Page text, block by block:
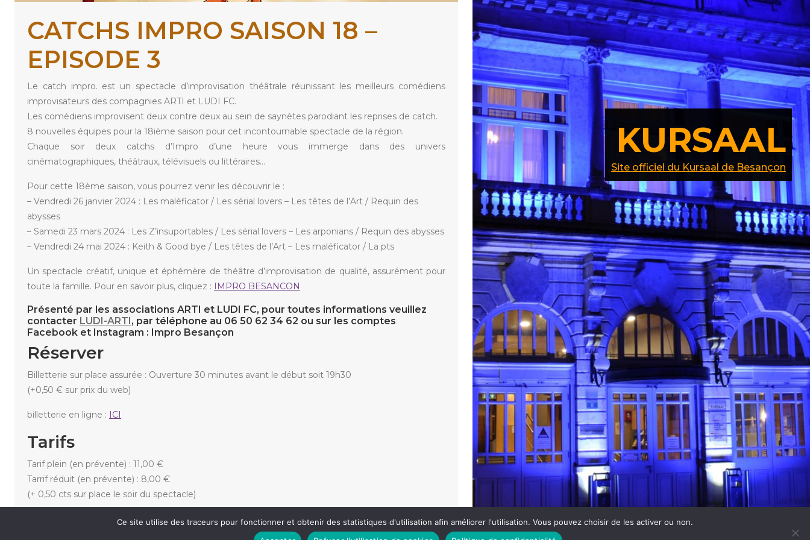
CATCHS IMPRO SAISON 18 –
EPISODE 3
Le catch impro. est un spectacle d’improvisation théâtrale réunissant les meilleurs comédiens
improvisateurs des compagnies ARTI et LUDI FC.
Les comédiens improvisent deux contre deux au sein de saynètes parodiant les reprises de catch.
8 nouvelles équipes pour la 18ième saison pour cet incontournable spectacle de la région.
Chaque soir deux catchs d’Impro d’une heure vous immerge dans des univers
cinématographiques, théâtraux, télévisuels ou littéraires…
Pour cette 18ème saison, vous pourrez venir les découvrir le :
– Vendredi 26 janvier 2024 : Les maléficator / Les sérial lovers – Les têtes de l’Art / Requin des
abysses
– Samedi 23 mars 2024 : Les Z’insuportables / Les sérial lovers – Les arponians / Requin des abysses
– Vendredi 24 mai 2024 : Keith & Good bye / Les têtes de l’Art – Les maléficator / La pts
Un spectacle créatif, unique et éphémère de théâtre d’improvisation de qualité, assurément pour
toute la famille. Pour en savoir plus, cliquez : IMPRO BESANCON
Présenté par les associations ARTI et LUDI FC, pour toutes informations veuillez
contacter LUDI-ARTI , par téléphone au 06 50 62 34 62 ou sur les comptes
Facebook et Instagram : Impro Besançon
Réserver
Billetterie sur place assurée : Ouverture 30 minutes avant le début soit 19h30
(+0,50 € sur prix du web)
billetterie en ligne : ICI
Tarifs
Tarif plein (en prévente) : 11,00 €
Tarrif réduit (en prévente) : 8,00 €
(+ 0,50 cts sur place le soir du spectacle)
CATCHS IMPRO SAISON 18 – EPISODE 4 »
KURSAAL
Site officiel du Kursaal de Besançon
Ce site utilise des traceurs pour fonctionner et obtenir des statistiques d'utilisation afin améliorer l'utilisation. Vous pouvez choisir de les activer ou non.